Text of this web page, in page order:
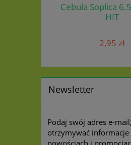
Cebula Soplica
HIT
2,95 zł
Newsletter
Podaj swój adres e-
otrzymywać informacje
nowościach i